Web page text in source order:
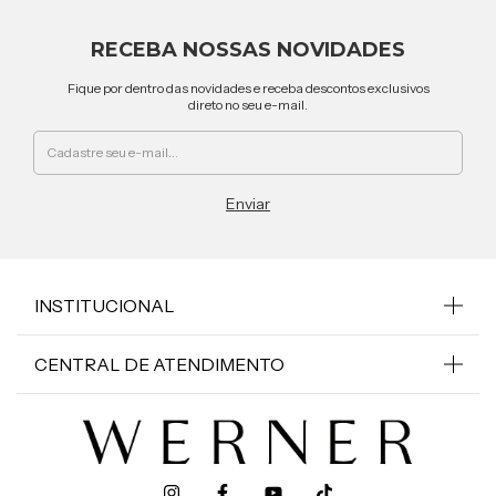
RECEBA NOSSAS NOVIDADES
Fique por dentro das novidades e receba descontos exclusivos
direto no seu e-mail.
INSTITUCIONAL
CENTRAL DE ATENDIMENTO